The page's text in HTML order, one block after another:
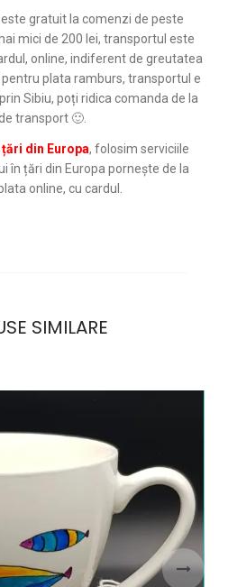
gratuit la comenzi de peste
mici de 200 lei, transportul este
online, indiferent de greutatea
plata ramburs, transportul e
Sibiu, poți ridica comanda de la
transport 🙂.
din Europa, folosim serviciile
în țări din Europa pornește de la
online, cu cardul.
SIMILARE